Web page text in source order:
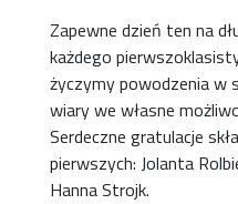
Zapewne dzień ten na
każdego
życzymy powodzenia w
wiary we własne
Serdeczne gratulacje
pierwszych: Jolanta
Hanna Strojk.